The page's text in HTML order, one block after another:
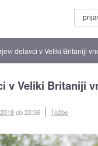
delavci v Veliki Britaniji
v Veliki Britaniji
ob 22:36 Tožbe